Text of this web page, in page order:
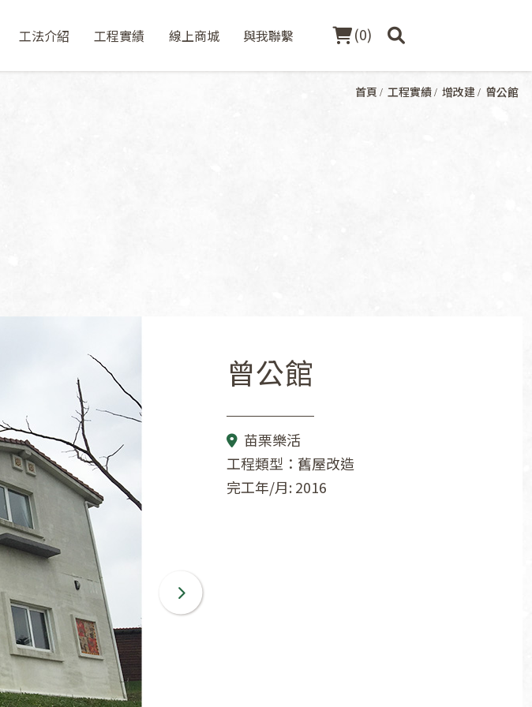
工法介紹 工程實績 線上商城 與我聯繫 (0)
首頁 工程實績 增改建 曾公館
曾公館
苗栗樂活
工程類型：舊屋改造
完工年/月: 2016